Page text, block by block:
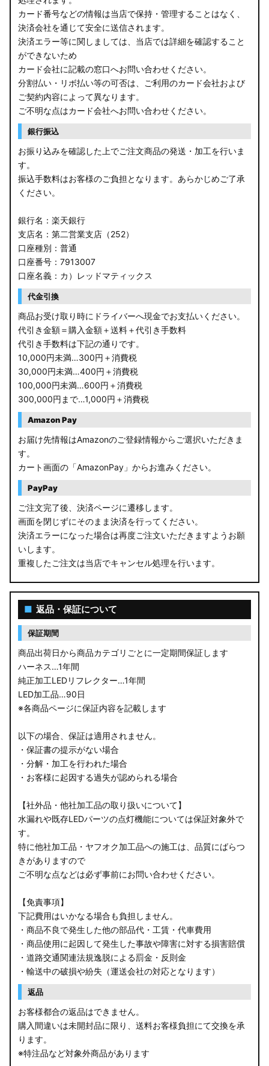
カード番号などの情報は当店で保持・管理することはなく、
決済会社を通じて安全に送信されます。
決済エラー等に関しましては、当店では詳細を確認すること
ができないため
カード会社に記載の窓口へお問い合わせください。
分割払い・リボ払い等の可否は、ご利用のカード会社および
ご契約内容によって異なります。
ご不明な点はカード会社へお問い合わせください。
銀行振込
お振り込みを確認した上でご注文商品の発送・加工を行いま
す。
振込手数料はお客様のご負担となります。あらかじめご了承
ください。
銀行名：楽天銀行
支店名：第二営業支店（252）
口座種別：普通
口座番号：7913007
口座名義：カ）レッドマティックス
代金引換
商品お受け取り時にドライバーへ現金でお支払いください。
代引き金額＝購入金額＋送料＋代引き手数料
代引き手数料は下記の通りです。
10,000円未満…300円＋消費税
30,000円未満…400円＋消費税
100,000円未満…600円＋消費税
300,000円まで…1,000円＋消費税
Amazon Pay
お届け先情報はAmazonのご登録情報からご選択いただきま
す。
カート画面の「AmazonPay」からお進みください。
PayPay
ご注文完了後、決済ページに遷移します。
画面を閉じずにそのまま決済を行ってください。
決済エラーになった場合は再度ご注文いただきますようお願
いします。
重複したご注文は当店でキャンセル処理を行います。
■ 返品・保証について
保証期間
商品出荷日から商品カテゴリごとに一定期間保証します
ハーネス…1年間
純正加工LEDリフレクター…1年間
LED加工品…90日
※各商品ページに保証内容を記載します
以下の場合、保証は適用されません。
・保証書の提示がない場合
・分解・加工を行われた場合
・お客様に起因する過失が認められる場合
【社外品・他社加工品の取り扱いについて】
水漏れや既存LEDパーツの点灯機能については保証対象外で
す。
特に他社加工品・ヤフオク加工品への施工は、品質にばらつ
きがありますので
ご不明な点などは必ず事前にお問い合わせください。
【免責事項】
下記費用はいかなる場合も負担しません。
・商品不良で発生した他の部品代・工賃・代車費用
・商品使用に起因して発生した事故や障害に対する損害賠償
・道路交通関連法規逸脱による罰金・反則金
・輸送中の破損や紛失（運送会社の対応となります）
返品
お客様都合の返品はできません。
購入間違いは未開封品に限り、送料お客様負担にて交換を承
ります。
※特注品など対象外商品があります